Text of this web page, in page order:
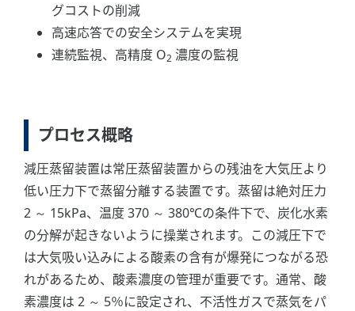
グコストの削減
高速応答での安全システムを実現
連続監視、高精度 O2 濃度の監視
プロセス概略
減圧蒸留装置は常圧蒸留装置からの残油を大気圧より
低い圧力下で蒸留分離する装置です。蒸留は絶対圧力
2 ～ 15kPa、温度 370 ～ 380℃の条件下で、炭化水素
の分解が起きないように操業されます。この減圧下で
は大気吸い込みによる酸素の含有が爆発につながる恐
れがあるため、酸素濃度の管理が重要です。通常、酸
素濃度は 2 ～ 5％に設定され、不活性ガスで蒸気をパ